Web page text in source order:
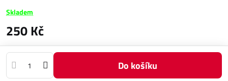
Skladem
250 Kč
Do košíku